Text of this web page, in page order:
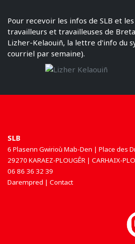
Pour recevoir les infos de SLB et
travailleurs et travailleuses de
Lizher-Kelaouiñ, la lettre d'info du
courriel par semaine).
SLB
6 Plasenn Gwirioù Mab-Den | Place des
29270 KARAEZ-PLOUGÊR | CARHAIX-
06 86 36 32 39
Darempred | Contact